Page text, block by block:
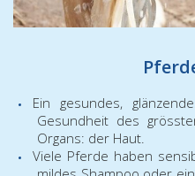
Ein gesundes,
Gesundheit des
Organs: der Haut.
Viele Pferde haben